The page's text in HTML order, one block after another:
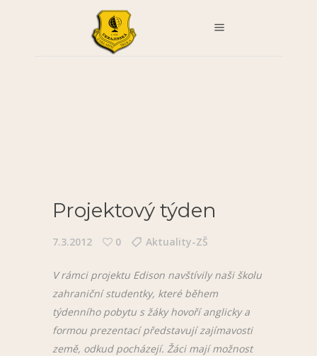
Projektový týden
7.3.2012 0 Aktuality-ZŠ
V rámci projektu Edison navštívily naši školu
zahraniční studentky, které během
týdenního pobytu s žáky hovoří anglicky a
formou prezentací představují zajímavosti
země, odkud pocházejí. Žáci mají možnost